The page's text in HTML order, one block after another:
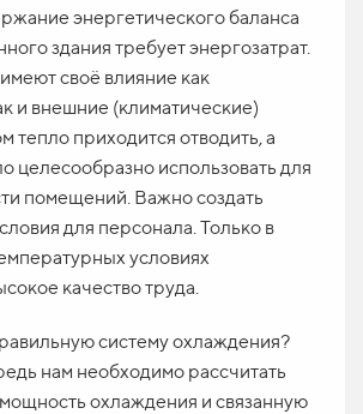
энергетического баланса
здания требует энергозатрат.
своё влияние как
и внешние (климатические)
тепло приходится отводить, а
целесообразно использовать для
помещений. Важно создать
для персонала. Только в
условиях
качество труда.
систему охлаждения?
нам необходимо рассчитать
охлаждения и связанную